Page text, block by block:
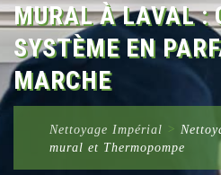
MURAL À LAVAL :
SYSTÈME EN
MARCHE
Nettoyage Impérial >
mural et Thermopompe